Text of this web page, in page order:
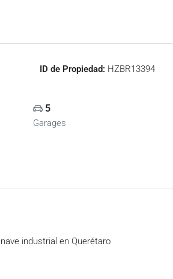
ID de Propiedad: HZBR13394
5
Garages
industrial en Querétaro